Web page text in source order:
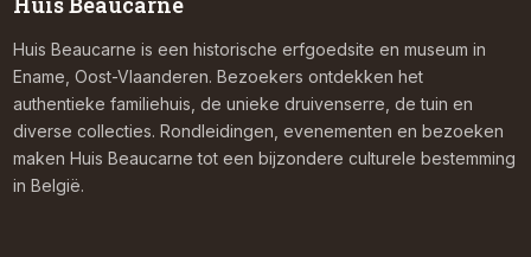
Huis Beaucarne is een historische erfgoedsite en museum in
Ename, Oost-Vlaanderen. Bezoekers ontdekken het
authentieke familiehuis, de unieke druivenserre, de tuin en
diverse collecties. Rondleidingen, evenementen en bezoeken
maken Huis Beaucarne tot een bijzondere culturele bestemming
in België.